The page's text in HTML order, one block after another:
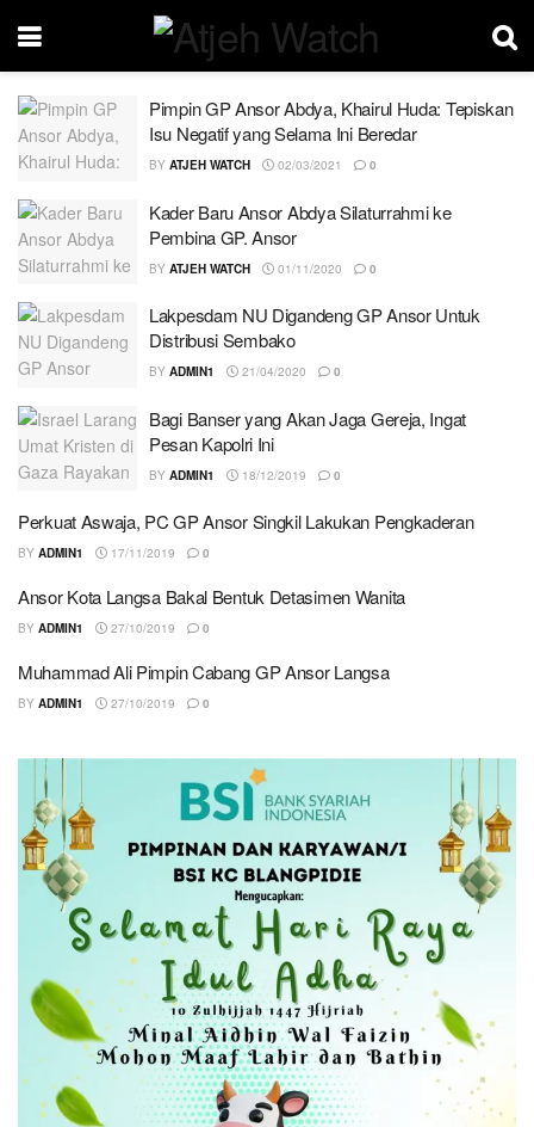
Pimpin GP Ansor Abdya, Khairul Huda: Tepiskan
Isu Negatif yang Selama Ini Beredar
BY ATJEH WATCH 02/03/2021 0
Kader Baru Ansor Abdya Silaturrahmi ke
Pembina GP. Ansor
BY ATJEH WATCH 01/11/2020 0
Lakpesdam NU Digandeng GP Ansor Untuk
Distribusi Sembako
BY ADMIN1 21/04/2020 0
Bagi Banser yang Akan Jaga Gereja, Ingat
Pesan Kapolri Ini
BY ADMIN1 18/12/2019 0
Perkuat Aswaja, PC GP Ansor Singkil Lakukan Pengkaderan
BY ADMIN1 17/11/2019 0
Ansor Kota Langsa Bakal Bentuk Detasimen Wanita
BY ADMIN1 27/10/2019 0
Muhammad Ali Pimpin Cabang GP Ansor Langsa
BY ADMIN1 27/10/2019 0